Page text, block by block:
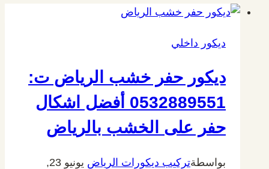
ديكور داخلي
ديكور حفر خشب الرياض ت:
0532889551 أفضل اشكال
حفر على الخشب بالرياض
بواسطةتركيب ديكورات الرياض
يونيو 23,